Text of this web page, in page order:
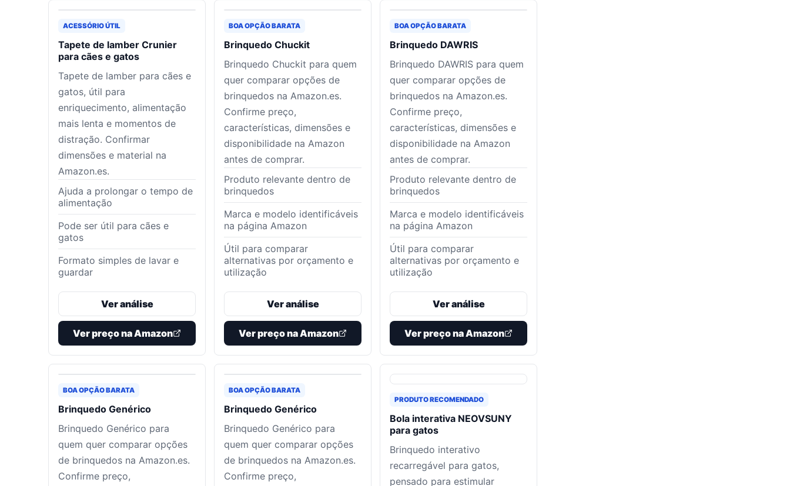
ACESSÓRIO ÚTIL
Tapete de lamber Crunier
para cães e gatos
Tapete de lamber para cães e
gatos, útil para
enriquecimento, alimentação
mais lenta e momentos de
distração. Confirmar
dimensões e material na
Amazon.es.
Ajuda a prolongar o tempo de
alimentação
Pode ser útil para cães e
gatos
Formato simples de lavar e
guardar
Ver análise
Ver preço na Amazon
BOA OPÇÃO BARATA
Brinquedo Chuckit
Brinquedo Chuckit para quem
quer comparar opções de
brinquedos na Amazon.es.
Confirme preço,
características, dimensões e
disponibilidade na Amazon
antes de comprar.
Produto relevante dentro de
brinquedos
Marca e modelo identificáveis
na página Amazon
Útil para comparar
alternativas por orçamento e
utilização
Ver análise
Ver preço na Amazon
BOA OPÇÃO BARATA
Brinquedo DAWRIS
Brinquedo DAWRIS para quem
quer comparar opções de
brinquedos na Amazon.es.
Confirme preço,
características, dimensões e
disponibilidade na Amazon
antes de comprar.
Produto relevante dentro de
brinquedos
Marca e modelo identificáveis
na página Amazon
Útil para comparar
alternativas por orçamento e
utilização
Ver análise
Ver preço na Amazon
BOA OPÇÃO BARATA
Brinquedo Genérico
Brinquedo Genérico para
quem quer comparar opções
de brinquedos na Amazon.es.
Confirme preço,
BOA OPÇÃO BARATA
Brinquedo Genérico
Brinquedo Genérico para
quem quer comparar opções
de brinquedos na Amazon.es.
Confirme preço,
PRODUTO RECOMENDADO
Bola interativa NEOVSUNY
para gatos
Brinquedo interativo
recarregável para gatos,
pensado para estimular